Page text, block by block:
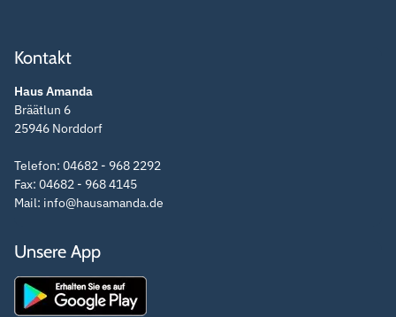
Kontakt
Haus Amanda
Bräätlun 6
25946 Norddorf
Telefon: 04682 - 968 2292
Fax: 04682 - 968 4145
Mail: info@hausamanda.de
Unsere App